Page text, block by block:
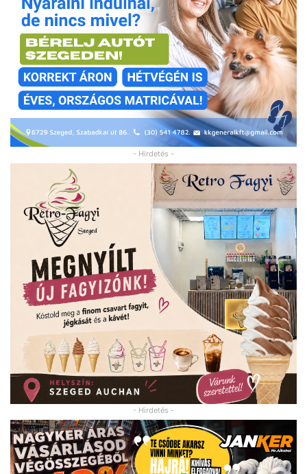
- Hirdetés -
- Hirdetés -